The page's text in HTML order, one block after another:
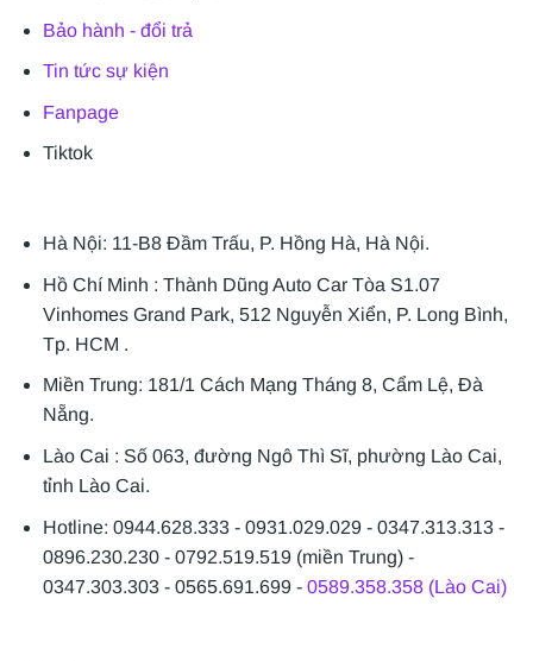
Bảo hành - đổi trả
Tin tức sự kiện
Fanpage
Tiktok
Hà Nội: 11-B8 Đầm Trấu, P. Hồng Hà, Hà Nội.
Hồ Chí Minh : Thành Dũng Auto Car Tòa S1.07
Vinhomes Grand Park, 512 Nguyễn Xiển, P. Long Bình,
Tp. HCM .
Miền Trung: 181/1 Cách Mạng Tháng 8, Cẩm Lệ, Đà
Nẵng.
Lào Cai : Số 063, đường Ngô Thì Sĩ, phường Lào Cai,
tỉnh Lào Cai.
Hotline: 0944.628.333 - 0931.029.029 - 0347.313.313 -
0896.230.230 - 0792.519.519 (miền Trung) -
0347.303.303 - 0565.691.699 - 0589.358.358 (Lào Cai)